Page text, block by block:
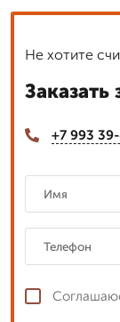
Не хотите
+7 993